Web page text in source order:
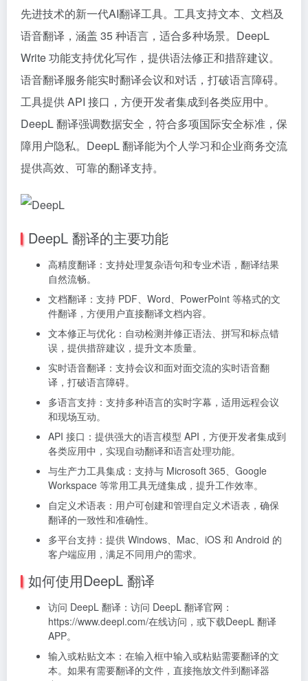
先进技术的新一代AI翻译工具。工具支持文本、文档及
语音翻译，涵盖 35 种语言，适合多种场景。DeepL
Write 功能支持优化写作，提供语法修正和措辞建议。
语音翻译服务能实时翻译会议和对话，打破语言障碍。
工具提供 API 接口，方便开发者集成到各类应用中。
DeepL 翻译强调数据安全，符合多项国际安全标准，保
障用户隐私。DeepL 翻译能为个人学习和企业商务交流
提供高效、可靠的翻译支持。
DeepL 翻译的主要功能
高精度翻译：支持处理复杂语句和专业术语，翻译结果
自然流畅。
文档翻译：支持 PDF、Word、PowerPoint 等格式的文
件翻译，方便用户直接翻译文档内容。
文本修正与优化：自动检测并修正语法、拼写和标点错
误，提供措辞建议，提升文本质量。
实时语音翻译：支持会议和面对面交流的实时语音翻
译，打破语言障碍。
多语言支持：支持多种语言的实时字幕，适用远程会议
和现场互动。
API 接口：提供强大的语言模型 API，方便开发者集成到
各类应用中，实现自动翻译和语言处理功能。
与生产力工具集成：支持与 Microsoft 365、Google
Workspace 等常用工具无缝集成，提升工作效率。
自定义术语表：用户可创建和管理自定义术语表，确保
翻译的一致性和准确性。
多平台支持：提供 Windows、Mac、iOS 和 Android 的
客户端应用，满足不同用户的需求。
如何使用DeepL 翻译
访问 DeepL 翻译：访问 DeepL 翻译官网：
https://www.deepl.com/在线访问，或下载DeepL 翻译
APP。
输入或粘贴文本：在输入框中输入或粘贴需要翻译的文
本。如果有需要翻译的文件，直接拖放文件到翻译器